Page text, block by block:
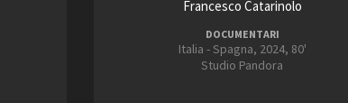
Francesco Catarinolo
DOCUMENTARI
Italia - Spagna, 2024, 80'
Studio Pandora